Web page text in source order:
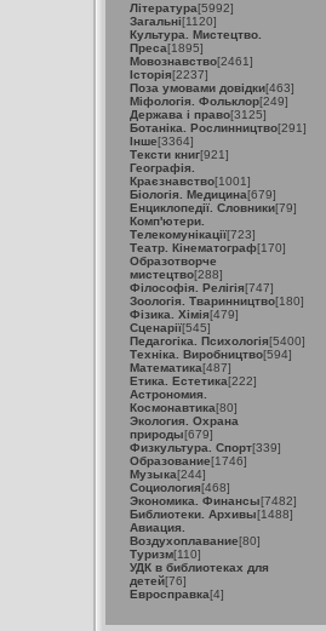
Література[5992]
Загальні[1120]
Культура. Мистецтво.
Преса[1895]
Мовознавство[2461]
Історія[2237]
Поза умовами довідки[463]
Міфологія. Фольклор[249]
Держава і право[3125]
Ботаніка. Рослинництво[291]
Інше[3364]
Тексти книг[921]
Географія.
Краєзнавство[1001]
Біологія. Медицина[679]
Енциклопедії. Словники[79]
Комп'ютери.
Телекомунікації[723]
Театр. Кінематограф[170]
Образотворче
мистецтво[288]
Філософія. Релігія[747]
Зоологія. Тваринництво[180]
Фізика. Хімія[479]
Сценарії[545]
Педагогіка. Психологія[5400]
Техніка. Виробництво[594]
Математика[487]
Етика. Естетика[222]
Астрономия.
Космонавтика[80]
Экология. Охрана
природы[679]
Физкультура. Спорт[339]
Образование[1746]
Музыка[244]
Социология[468]
Экономика. Финансы[7482]
Библиотеки. Архивы[1488]
Авиация.
Воздухоплавание[80]
Туризм[110]
УДК в библиотеках для
детей[76]
Евросправка[4]